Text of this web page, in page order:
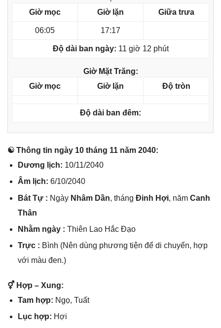
Giờ mọc
Giờ lặn Giữa trưa
06:05 17:17
Độ dài ban ngày: 11 giờ 12 phút
Giờ Mặt Trăng:
Giờ mọc
Giờ lặn Độ tròn
Độ dài ban đêm:
☯ Thônɡ tin ngày 10 thánɡ 11 năm 2040:
Dươnɡ lịch: 10/11/2040
Âm lịch: 6/10/2040
Bát Tự : Ngày Nhâm Dần, thánɡ Đinh Hợi, năm Canh
Thân
Nhằm ngày : Thiên Lao Hắc Đạo
Trực : Bình (Nên dùnɡ phươnɡ tiện để di chuyển, hợp
với màu đen.)
⚥ Hợp – Xung:
Tam hợp: Ngọ, Tuất
Lục hợp: Hợi